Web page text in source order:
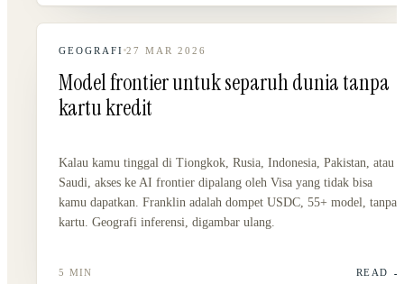
GEOGRAFI 27 MAR 2026
Model frontier untuk separuh dunia tanpa
kartu kredit
Kalau kamu tinggal di Tiongkok, Rusia, Indonesia, Pakistan, atau
Saudi, akses ke AI frontier dipalang oleh Visa yang tidak bisa
kamu dapatkan. Franklin adalah dompet USDC, 55+ model, tanpa
kartu. Geografi inferensi, digambar ulang.
5 MIN READ